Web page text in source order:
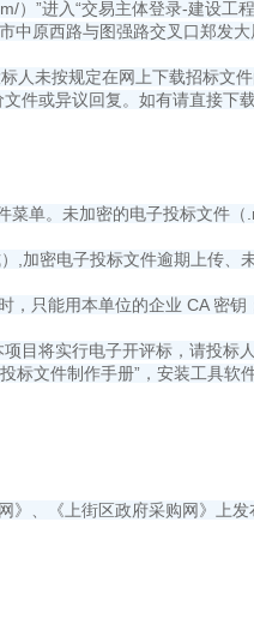
”进入“交易主体登录-建设工
中原西路与图强路交叉口郑发
未按规定在网上下载招标文件
件或异议回复。如有请直接下
单。未加密的电子投标文件
加密电子投标文件逾期上传、
只能用本单位的企业 CA 密
目将实行电子开评标，请投标
标文件制作手册”，安装工具软
、《上街区政府采购网》上发